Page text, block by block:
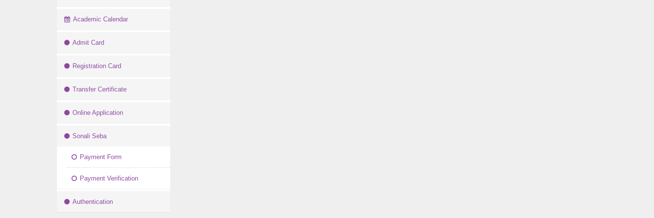
Academic Calendar
Admit Card
Registration Card
Transfer Certificate
Online Application
Sonali Seba
Payment Form
Payment Verification
Authentication